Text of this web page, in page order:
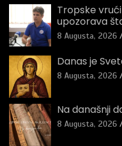
Tropske
upozorava
8 Augusta, 2026
Danas je
8 Augusta, 2026
Na današnji
8 Augusta, 2026